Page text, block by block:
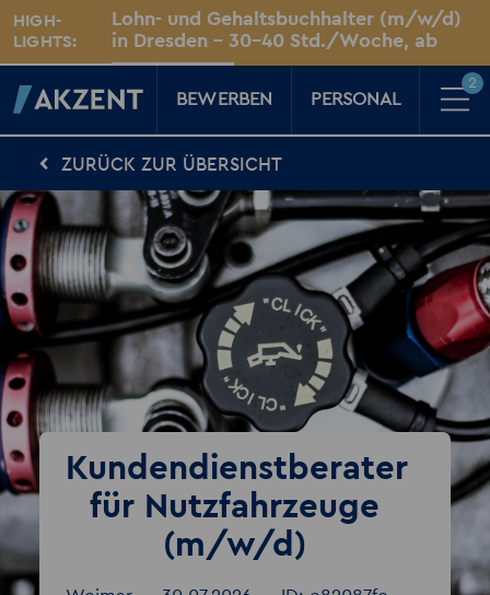
HIGH-
LIGHTS:
Lohn- und Gehaltsbuchhalter (m/w/d)
in Dresden – 30–40 Std./Woche, ab
sofortDresden
Für Kandidaten
Karriere-Kompass
News, Tipps & Tricks rund um deinen Traumjob
Für Unternehmen
Kompass für Personaler
News rund um den Arbeitsplatz
Über AKZENT
Für Sie vor Ort
AKZENT-Shop
Für unsere größten Fans
Merkzettel
BEWERBEN PERSONAL
2
ZURÜCK ZUR ÜBERSICHT
Kundendienstberater
für Nutzfahrzeuge
(m/w/d)